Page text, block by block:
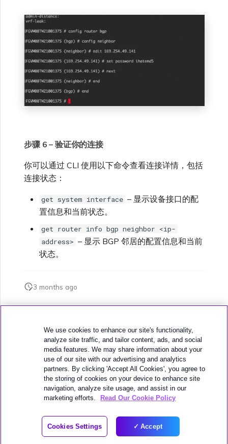
步骤 6 – 验证你的连接
你可以通过 CLI 使用以下命令查看连接详情，包括
连接状态：
get system interface – 显示设备接口的配
置信息和当前状态。
get router info bgp neighbor <ip-
address> – 显示 BGP 邻居的配置信息和当前
状态。
3 months ago
下一页
AWS MVE 连接
© 2026 MEGAPORT
WEBSITE TERMS
We use cookies to enhance our site's functionality,
analyze site traffic, and tailor content, ads, and social
media features. We may share information about your
use of our site with our advertising and analytics
partners. By clicking 'Accept All Cookies', you agree to
the storing of cookies on your device to enhance site
navigation, analyze site usage, and assist in our
marketing efforts.
Read Our Cookie Policy
Cookies Settings Accept